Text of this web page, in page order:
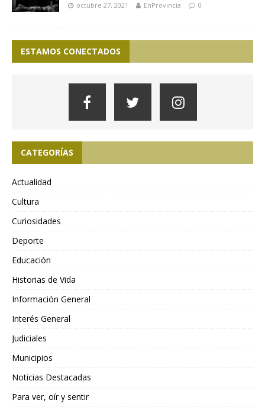
octubre 27, 2021 EnProvincia 0
ESTAMOS CONECTADOS
CATEGORÍAS
Actualidad
Cultura
Curiosidades
Deporte
Educación
Historias de Vida
Información General
Interés General
Judiciales
Municipios
Noticias Destacadas
Para ver, oír y sentir